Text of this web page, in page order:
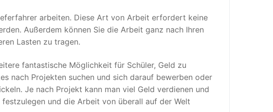
arbeiten. Diese Art von Arbeit erfordert keine
Außerdem können Sie die Arbeit ganz nach Ihren
Lasten zu tragen.
fantastische Möglichkeit für Schüler, Geld zu
nach Projekten suchen und sich darauf bewerben oder
Je nach Projekt kann man viel Geld verdienen und
und die Arbeit von überall auf der Welt